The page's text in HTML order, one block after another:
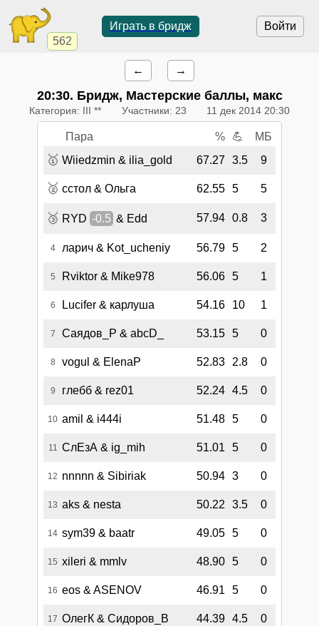
562
Войти
Играть в бридж
← →
20:30. Бридж, Мастерские баллы, макс
Категория: III ** Участники: 23 11 дек 2014 20:30
Пара % 💪 МБ
🥇 Wiiedzmin & ilia_gold 67.27 3.5 9
🥈 сстол & Ольга 62.55 5 5
🥉 RYD -0.5 & Edd 57.94 0.8 3
4 ларич & Kot_ucheniy 56.79 5 2
5 Rviktor & Mike978 56.06 5 1
6 Lucifer & карлуша 54.16 10 1
7 Саядов_Р & abcD_ 53.15 5 0
8 vogul & ElenaP 52.83 2.8 0
9 глебб & rez01 52.24 4.5 0
10 amil & i444i 51.48 5 0
11 СлЕзА & ig_mih 51.01 5 0
12 nnnnn & Sibiriak 50.94 3 0
13 aks & nesta 50.22 3.5 0
14 sym39 & baatr 49.05 5 0
15 xileri & mmlv 48.90 5 0
16 eos & ASENOV 46.91 5 0
17 ОлегК & Сидоров_В 44.39 4.5 0